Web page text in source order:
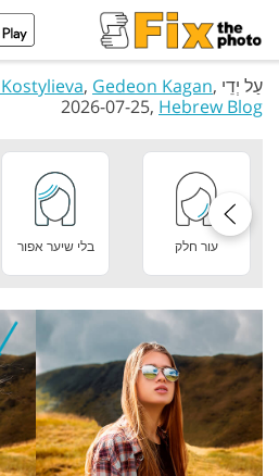
עַל יְדֵי , Gedeon Kagan,
2026-07-25, Hebrew Blog
עור חלק בלי שיער אפור